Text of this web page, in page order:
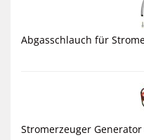
Abgasschlauch für
Stromerzeuger Generator